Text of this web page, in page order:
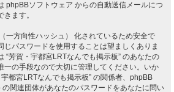
phpBBソフトウェア からの自動送信メールにつ
ます。
一方向性ハッシュ） 化されているため安全で
じパスワードを使用することは望ましくありま
“芳賀・宇都宮LRTなんでも掲示板” のあなたの
一の手段なので大切に管理してください。いか
都宮LRTなんでも掲示板” の関係者、phpBB
関連団体があなたのパスワードをあなたに問い